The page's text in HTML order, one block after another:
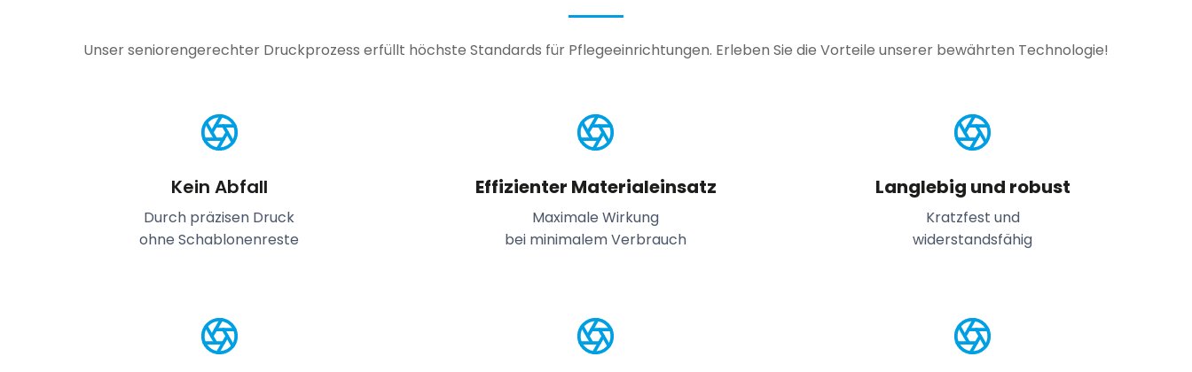
Unser seniorengerechter Druckprozess erfüllt höchste Standards für Pflegeeinrichtungen. Erleben Sie die Vorteile unserer bewährten Technologie!
Kein Abfall
Durch präzisen Druck
ohne Schablonenreste
Effizienter Materialeinsatz
Maximale Wirkung
bei minimalem Verbrauch
Langlebig und robust
Kratzfest und
widerstandsfähig